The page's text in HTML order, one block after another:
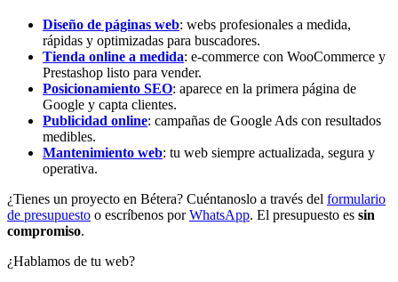
Diseño de páginas web: webs profesionales a medida,
rápidas y optimizadas para buscadores.
Tienda online a medida: e-commerce con WooCommerce y
Prestashop listo para vender.
Posicionamiento SEO: aparece en la primera página de
Google y capta clientes.
Publicidad online: campañas de Google Ads con resultados
medibles.
Mantenimiento web: tu web siempre actualizada, segura y
operativa.
¿Tienes un proyecto en Bétera? Cuéntanoslo a través del formulario
de presupuesto o escríbenos porWhatsApp. El presupuesto es sin
compromiso.
¿Hablamos de tu web?